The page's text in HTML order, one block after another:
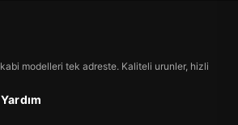
modelleri tek adreste. Kaliteli urunler, hizli
Yardım